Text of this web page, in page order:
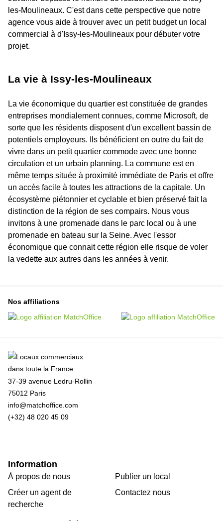
les-Moulineaux. C'est dans cette perspective que notre
agence vous aide à trouver avec un petit budget un local
commercial à d'Issy-les-Moulineaux pour débuter votre
projet.
La vie à Issy-les-Moulineaux
La vie économique du quartier est constituée de grandes
entreprises mondialement connues, comme Microsoft, de
sorte que les résidents disposent d'un excellent bassin de
potentiels employeurs. Ils bénéficient en outre du fait de
vivre dans un petit quartier commode avec une bonne
circulation et un urbain planning. La commune est en
même temps située à proximité immédiate de Paris et offre
un accès facile à toutes les attractions de la capitale. Un
écosystème piétonnier et cyclable et bien préservé fait la
distinction de la région de ses compairs. Nous vous
invitons à une promenade dans le parc local ou à une
promenade en bateau sur la Seine. Avec l'essor
économique que connait cette région elle risque de voler
la vedette aux autres dans les années à venir.
Nos affiliations
37-39 avenue Ledru-Rollin
75012 Paris
info@matchoffice.com
(+32) 48 020 45 09
Information
À propos de nous
Créer un agent de
recherche
Publier un local
Contactez nous